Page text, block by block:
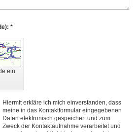
Captcha (Spam-Schutz-Code): *
ein
Hiermit erkläre ich mich einverstanden, dass
meine in das Kontaktformular eingegebenen
Daten elektronisch gespeichert und zum
Zweck der Kontaktaufnahme verarbeitet und